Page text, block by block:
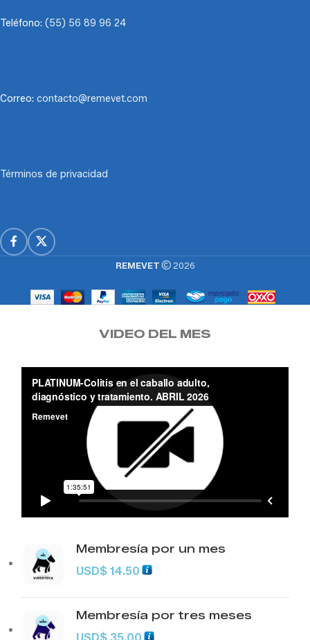
Teléfono: (55) 56 89 96 24
Correo: contacto@remevet.com
Términos de privacidad
REMEVET 2026
VIDEO DEL MES
Membresía por un mes
USD$ 14.50
Membresía por tres meses